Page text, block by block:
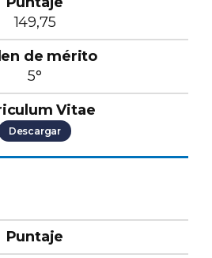
149,75
5°
Descargar